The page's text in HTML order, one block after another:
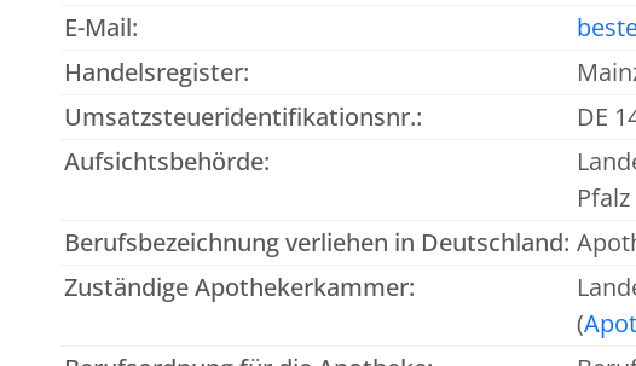
E-Mail:
Handelsregister:
Umsatzsteueridentifikationsnr.:
DE
Aufsichtsbehörde:
Pfalz
Berufsbezeichnung verliehen in Deutschland:
Zuständige Apothekerkammer:
(